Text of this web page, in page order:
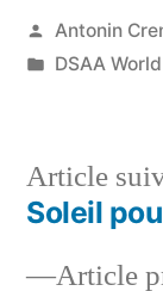
Publié
par
Antonin
Publié
DSAA
Article
Article
Soleil